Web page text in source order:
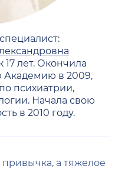
17 лет. Окончила
в 2009,
психиатрии,
Начала свою
в 2010 году.
а тяжелое